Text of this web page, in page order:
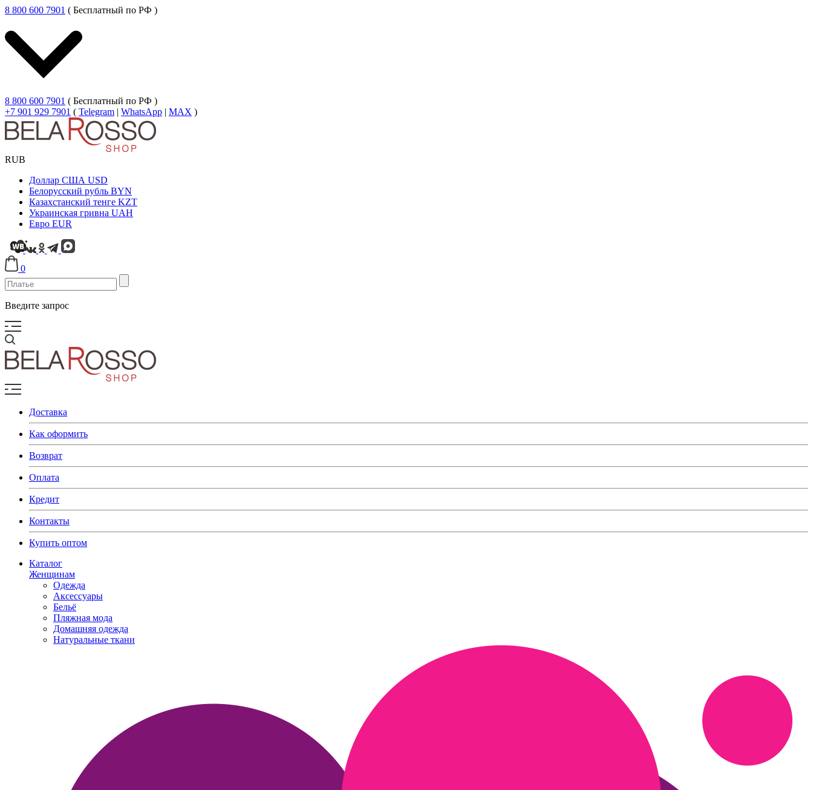
8 800 600 7901 ( Бесплатный по РФ )
8 800 600 7901 ( Бесплатный по РФ )
+7 901 929 7901 ( Telegram | WhatsApp | MAX )
RUB
Доллар США USD
Белорусский рубль BYN
Казахстанский тенге KZT
Украинская гривна UAH
Евро EUR
0
Введите запрос
Доставка
Как оформить
Возврат
Оплата
Кредит
Контакты
Купить оптом
Каталог
Женщинам
Одежда
Аксессуары
Бельё
Пляжная мода
Домашняя одежда
Натуральные ткани